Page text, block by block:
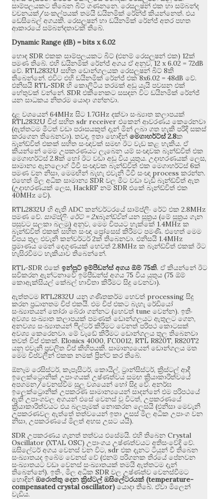
සාම්පලයකට තිබෙන බිට් ගණනනෙ.රෙසලූෂන් එක හා සම්බන්ද
වචනයක් /සංකල්පයක් තමයි ඩයිනමික් රේන්ජ් කියන්නෙත්. එය
ඩෙසිබෙල් අගයකි. රෙසලූෂන් හා ඩයිනමික් රේන්ජ් අතර පහත
ආකාරයේ සම්බන්දතාවක් තිබේ.
Dynamic Range (dB) = bits x 6.02
හොඳ SDR එකක සාම්පලයකට බිට් (එනම් රෙසලූෂන් එක) 12ක්
පමණ තිබේ. එහි ඩයිනමික් රේන්ජ් අගය ඒ අනුව, 12 x 6.02 = 72dB
වේ. RTL2832U සහිත ඩොන්ගලයක රෙසලූෂන් බිට් 8කි
තිබෙන්නේ. එවිට එහි ඩයිනමික් රේන්ජ් එක8x6.02 = 48dB වේ.
එනිසයි RTL-SDR හි කොලිටිය තරමක් අඩු යැයි පවසන එක්
හේතුවක් වන්නේ. SDR එකිනෙකට සසඳන විට ඩයිනමික් රේන්ජ්
යන සාධකය නිතරම යොදා ගන්නවා.
දළ වශයෙන් 64MHz සිට 1.7GHz දක්වා සංඛ්‍යාත කලාපයක්
RTL2832U චිප් සහිත sdr receiver එකෙන් ආවරණය කෙරෙනවා
(ඇත්තටම මීටත් වඩා පරාසයකුත් දැන් මින් ලබා ගත හැකි පරිදි සකස්
කරගෙන තිබෙනවා). තවද, ඉතා හොඳින් මෙගාහර්ට්ස් 2.8ක
බෑන්ඩ්විත් එකක් සහිත සංඥාවක් සමඟ ඊට වැඩ කළ හැකිය. ඒ
කියන්නේ මෙම උපකරණයට ලැබෙන යම් සංඥාවක බෑන්ඩ්විත් එක
මෙගාහර්ට්ස් 2.8ක් හෝ ඊට වඩා අඩු විය යුතුය.උදාහරණයක් ලෙස,
සාමාන්‍ය ඇනලොග් ටීවී සංඥාවක බෑන්ඩ්විත් එක මෙගාහර්ට්ස් 6ක්
පමණ වන නිසා, මෙමඟින් බැහැ එවැනි ටීවී සංඥා process කරන්න.
එහෙත් මිල අධික සාමාන්‍ය SDR වල මීට වඩා වැඩි බෑන්ඩ්විත් ඇත
(උදාහරණයක් ලෙස, HackRF නම් SDR එකේ බෑන්ඩ්විත් එක
40MHz වේ).
RTL2832U හි ඇති ADC කන්වර්ටරයේ සාම්ප්ලිං රේට් එක 2.8MHz
පමණ වේ. සාම්ප්ලිං රේට් = 2xබෑන්ඩ්විත්යන සූත්‍රය (මේ සූත්‍රය ගැන
පසුවට සලකා බලමු) අනුව, මෙම චිපයට හැක්කේ 1.4MHz ක
බෑන්ඩ්විත් එකක් සහිත සංඥා ප්‍රෝසෙස් කිරීමට පමණි. එහෙත් මෙම
චිපය තුල එවැනි කන්වර්ටර් 2ක් තිබෙනවා. එනිසයි 1.4MHz
ප්‍රමාණය මෙන් දෙගුණයක් හෙවත් 2.8MHz ක බෑන්ඩ්විත් එකක් ඊට
හැසිරවීමට හැකියාව තිබෙන්නේ.
RTL-SDR එකේ ඉන්පුට් ඉම්පීඩන්ස් අගය ඕම් 75කි. ඒ කියන්නේ ඊට
සවිකරන ඇන්ටනාවේ ඉම්පීඩන්ස් අගය 75 විය යුතුය (75 ඕම්
කොඇක්සියල් කේබල් භාවිතා කිරීමට සිදු වෙනවා).
ඇත්තටම RTL2832U යනු ගණිතකර්ම හෙවත් processing සිදු
කරන ප්‍රධානතම චිප් එකයි. එම චිප් එකට බැහැ රේඩියෝ
සංඛ්‍යාතයන් තෝරා බේරා ගන්නට (හෙවත් tune වෙන්න). ඉතිං
අවශ්‍ය සංඛ්‍යාත කලාපයක් පමණක් ඩොන්ගලයට ඇතුලට ගෙන,
අනවශ්‍ය සංඛ්‍යාතයන් ෆිල්ටර් කිරීමට වෙනත් පරිපථ කොටසක්
අවශ්‍ය කෙරෙනවා. මේ වැඩේ කිරීමට ඩොන්ගලය තුල තිබෙනවා
තවත් චිප් එකක්. Elonics 4000, FC0012, RTL R820T, R820T2
යනු එවැනි ප්‍රචලිත චිප් කිහිපයකි. සාමාන්‍යයෙන් ඩොන්ගලය මත
මෙම චිප්වලින් එකක නමක් ප්‍රින්ට් කර තිබේ.
ඕනෑම රෙසිස්ටර්, කැපෑසිටර්, කොයිල්, ට්‍රාන්සිස්ටර්, ක්‍රිස්ටල් ආදී
ඉලෙක්ට්‍රොනික් උපාංගයක් උෂ්ණත්වය සමඟ ක්‍රියාකාරිත්වයේ
අපගමන/වෙනස්වීම සුලු වශයෙන් හෝ සිදු වේ. අනර්ඝ
ඉලෙක්ට්‍රොනික් උපකරණ සාමාන්‍යයෙන් සාදන්නේ එම පරිපථයේ
ඇති උපාංගවල අගයන් එසේ වෙනස් වූ විටත්, උපකරණයේ
ක්‍රියාකාරිත්වයට එය බලපෑමක් නොකරන ලෙසයි (එනිසා මෙවැනි
උපකරණවල ඇත්තේ තත්වයෙන් ඉතා උසස් මිල අධික උපාංග වන
නිසා, උපකරණයේ මිලත් අහස උසට යයි).
SDR උපකරණය ගැනත් තත්වය එසේමයි. එහි තිබෙන Crystal
Oscillator (XTAL OSC) උපාංගය උෂ්ණත්වයට අතිසංවේදි වේ.
ඔසිලේටර් අගය වෙනස් වන විට, sdr එක දැනට ටියුන් වී තිබෙන
සංඛ්‍යාතයද ඉබේම වෙනස් වේ (එනම් පරිගනක තිරයේ පේනවන
සංඛ්‍යාතයට වඩා වෙනස් සංඛ්‍යාතයක් තමයි ඇත්තටම දැන්
තිබෙන්නේ). ඉතිං, මිල අධික SDR වල උෂ්ණත්ව වෙනස්වීමට
හොඳින් ඔරොත්තු දෙන ක්‍රිස්ටල් ඔසිලේටරයක් (temperature-
compensated crystal oscillator) යොදා තිබේ. ඒවා මිලෙන්
වැඩිය.